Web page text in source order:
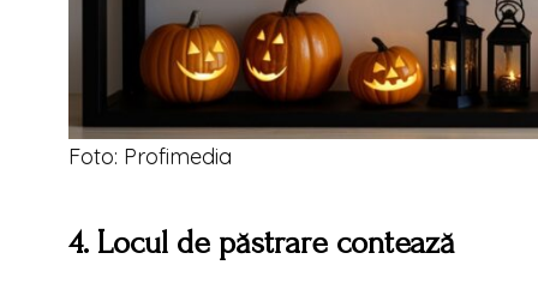
Foto: Profimedia
4. Locul de păstrare contează